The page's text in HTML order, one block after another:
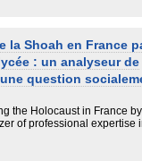
le transmettre aux
se mêlent une
volonté de diffusion de la
république à nos jours,
de représentation des
par une conception
et selon quels
ou se modifient. Les
alors étroitement liés à
la Shoah en France
: un analyseur de
question
the Holocaust in France by
of professional expertise